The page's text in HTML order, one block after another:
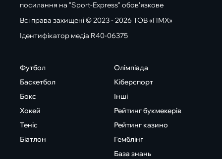
посилання на "Sport-Express" обов'язкове
Всі права захищені © 2023 - 2026 ТОВ «ПМХ»
Ідентифікатор медіа R40-06375
Футбол
Баскетбол
Бокс
Хокей
Теніс
Біатлон
Олімпіада
Кіберспорт
Інші
Рейтинг букмекерів
Рейтинг казино
Гемблінг
База знань